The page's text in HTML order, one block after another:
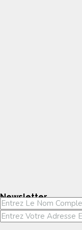
Newsletter